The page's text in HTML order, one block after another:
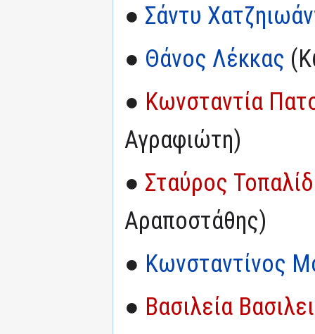
● Σάντυ
● Θάνος Λέκκας
● Κωνσταντία
Αγραφιώτη)
● Σταύρος
Αραποστάθης)
● Κωνσταντίνος
● Βασιλεία